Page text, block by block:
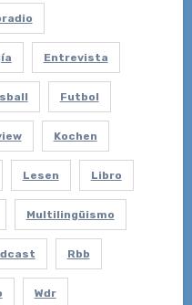
Entrevista
Futbol
Kochen
Lesen Libro
Multilingüismo
Rbb
Wdr